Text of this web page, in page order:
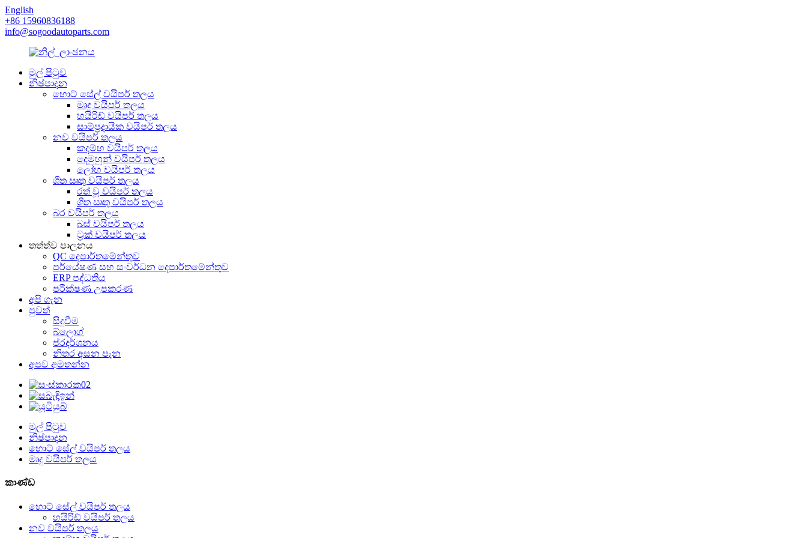
English
+86 15960836188
info@sogoodautoparts.com
මුල් පිටුව
නිෂ්පාදන
හොට් සේල් වයිපර් තලය
මෘදු වයිපර් තලය
හයිරිඩ් වයිපර් තලය
සාම්ප්‍රදායික වයිපර් තලය
නව වයිපර් තලය
කදම්භ වයිපර් තලය
දෙමුහුන් වයිපර් තලය
ලෝහ වයිපර් තලය
ශීත ඍතු වයිපර් තලය
රත් වූ වයිපර් තලය
ශීත ඍතු වයිපර් තලය
බර වයිපර් තලය
බස් වයිපර් තලය
ට්‍රක් වයිපර් තලය
තත්ත්ව පාලනය
QC දෙපාර්තමේන්තුව
පර්යේෂණ සහ සංවර්ධන දෙපාර්තමේන්තුව
ERP පද්ධතිය
පරීක්ෂණ උපකරණ
අපි ගැන
පුවත්
සිදුවීම
බ්ලොග්
ප්රදර්ශනය
නිතර අසන පැන
අපව අමතන්න
මුල් පිටුව
නිෂ්පාදන
හොට් සේල් වයිපර් තලය
මෘදු වයිපර් තලය
කාණ්ඩ
හොට් සේල් වයිපර් තලය
හයිරිඩ් වයිපර් තලය
නව වයිපර් තලය